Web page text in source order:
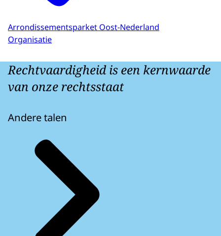
Arrondissementsparket Oost-Nederland
Organisatie
Rechtvaardigheid is een kernwaarde
van onze rechtsstaat
Andere talen